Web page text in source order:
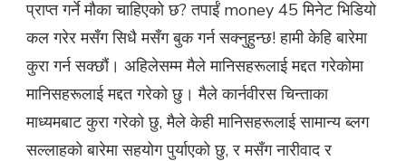
प्राप्त गर्ने मौका चाहिएको छ? तपाईं money 45 मिनेट भिडियो
कल गरेर मसँग सिधै मसँग बुक गर्न सक्नुहुन्छ! हामी केहि बारेमा
कुरा गर्न सक्छौं। अहिलेसम्म मैले मानिसहरूलाई मद्दत गरेकोमा
मानिसहरूलाई मद्दत गरेको छु। मैले कार्नवीरस चिन्ताका
माध्यमबाट कुरा गरेको छु, मैले केही मानिसहरूलाई सामान्य ब्लग
सल्लाहको बारेमा सहयोग पुर्याएको छु, र मसँग नारीवाद र